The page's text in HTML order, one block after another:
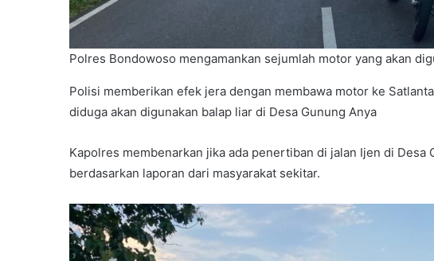
Polres Bondowoso mengamankan sejumlah motor yang akan
Polisi memberikan efek jera dengan membawa motor ke
diduga akan digunakan balap liar di Desa Gunung Anya
Kapolres membenarkan jika ada penertiban di jalan Ijen di Desa
berdasarkan laporan dari masyarakat sekitar.